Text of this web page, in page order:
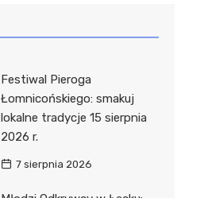
Festiwal Pieroga
Łomnicońskiego: smakuj
lokalne tradycje 15 sierpnia
2026 r.
7 sierpnia 2026